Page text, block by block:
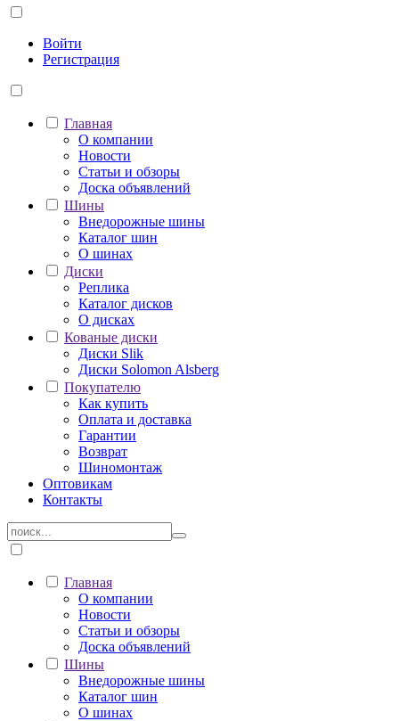
Войти
Регистрация
Главная
О компании
Новости
Статьи и обзоры
Доска объявлений
Шины
Внедорожные шины
Каталог шин
О шинах
Диски
Реплика
Каталог дисков
О дисках
Кованые диски
Диски Slik
Диски Solomon Alsberg
Покупателю
Как купить
Оплата и доставка
Гарантии
Возврат
Шиномонтаж
Оптовикам
Контакты
Главная
О компании
Новости
Статьи и обзоры
Доска объявлений
Шины
Внедорожные шины
Каталог шин
О шинах